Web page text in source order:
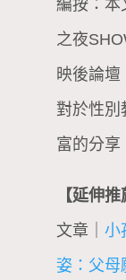
編按：本
之夜
映後論壇
對於性別
富的分享
【延伸推
文章｜ 小
姿：父母